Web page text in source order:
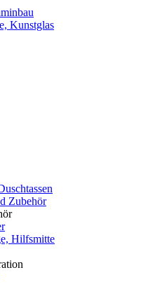
Kunstglas
Zubehör
Hilfsmitte